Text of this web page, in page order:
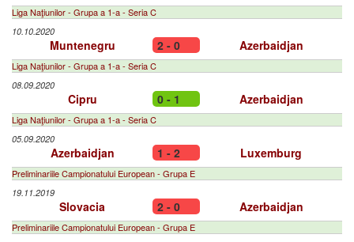
Liga Naţiunilor - Grupa a 1-a - Seria C
10.10.2020
Muntenegru 2 - 0 Azerbaidjan
Liga Naţiunilor - Grupa a 1-a - Seria C
08.09.2020
Cipru 0 - 1 Azerbaidjan
Liga Naţiunilor - Grupa a 1-a - Seria C
05.09.2020
Azerbaidjan 1 - 2 Luxemburg
Preliminariile Campionatului European - Grupa E
19.11.2019
Slovacia 2 - 0 Azerbaidjan
Preliminariile Campionatului European - Grupa E